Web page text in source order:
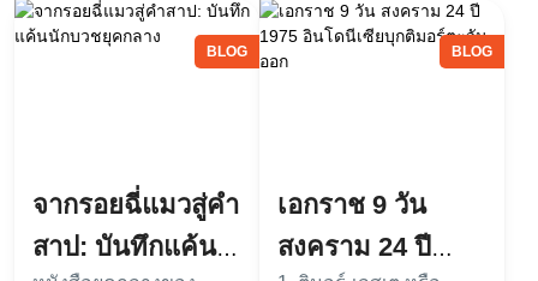
BLOG
จากรอยฉี่แมวสู่คำ
สาป: บันทึกแค้น
BLOG
เอกราช 9 วัน
สงคราม 24 ปี